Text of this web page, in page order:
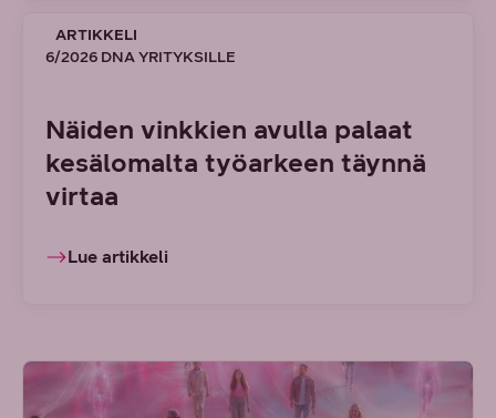
ARTIKKELI
6/2026 DNA YRITYKSILLE
Näiden vinkkien avulla palaat
kesälomalta työarkeen täynnä
virtaa
Lue artikkeli